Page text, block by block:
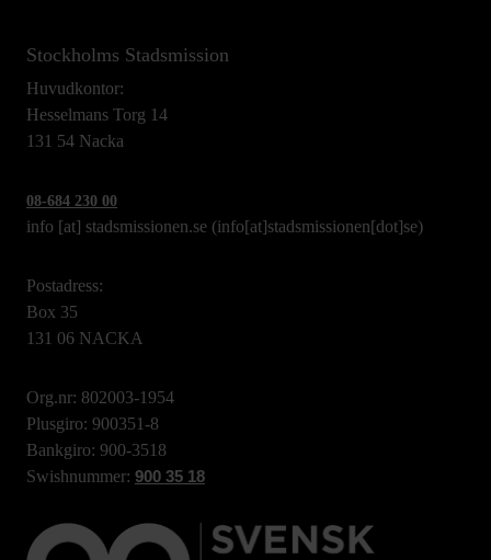
Stockholms Stadsmission
Huvudkontor:
Hesselmans Torg 14
131 54 Nacka
08-684 230 00
info [at] stadsmissionen.se (info[at]stadsmissionen[dot]se)
Postadress:
Box 35
131 06 NACKA
Org.nr: 802003-1954
Plusgiro: 900351-8
Bankgiro: 900-3518
Swishnummer: 900 35 18